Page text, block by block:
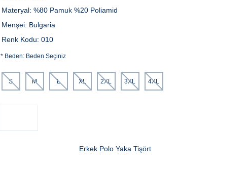
Materyal:%80 Pamuk %20 Poliamid
Menşei: Bulgaria
Renk Kodu:010
*Beden: Beden Seçiniz
S M L XL 2XL 3XL 4XL
Erkek Polo Yaka Tişört